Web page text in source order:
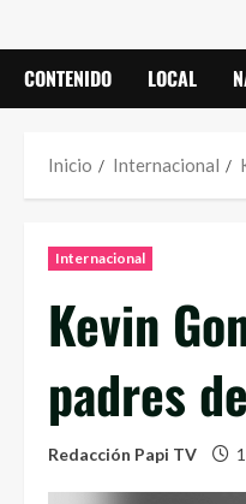
CONTENIDO LOCAL
Inicio Internacional
Internacional
Kevin
padres
Redacción Papi TV